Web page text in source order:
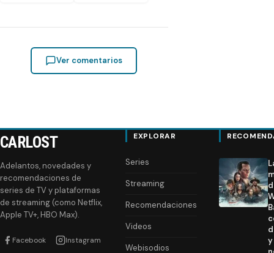
Ver comentarios
CARLOST
Adelantos, novedades y
recomendaciones de
series de TV y plataformas
de streaming (como Netflix,
Apple TV+, HBO Max).
Facebook Instagram
EXPLORAR
Series
Streaming
Recomendaciones
Videos
Webisodios
y